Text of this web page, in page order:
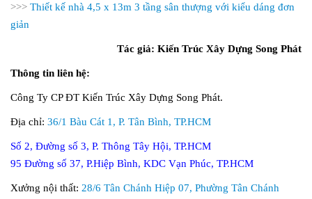
>>> Thiết kế nhà 4,5 x 13m 3 tầng sân thượng với kiểu dáng đơn
giản
Tác giả: Kiến Trúc Xây Dựng Song Phát
Thông tin liên hệ:
Công Ty CP ĐT Kiến Trúc Xây Dựng Song Phát.
Địa chỉ: 36/1 Bàu Cát 1, P. Tân Bình, TP.HCM
Số 2, Đường số 3, P. Thông Tây Hội, TP.HCM
95 Đường số 37, P.Hiệp Bình, KDC Vạn Phúc, TP.HCM
Xưởng nội thất: 28/6 Tân Chánh Hiệp 07, Phường Tân Chánh